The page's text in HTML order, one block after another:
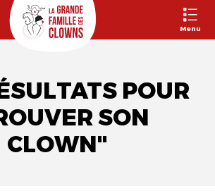
Menu
POUR
SON
CLOWN"